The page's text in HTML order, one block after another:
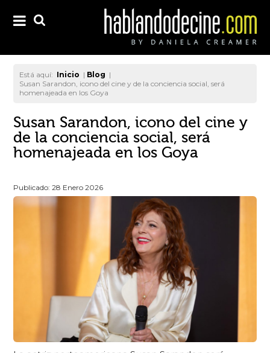
Está aquí: Inicio | Blog |
Susan Sarandon, icono del cine y de la conciencia social, será
homenajeada en los Goya
Susan Sarandon, icono del cine y
de la conciencia social, será
homenajeada en los Goya
Publicado: 28 Enero 2026